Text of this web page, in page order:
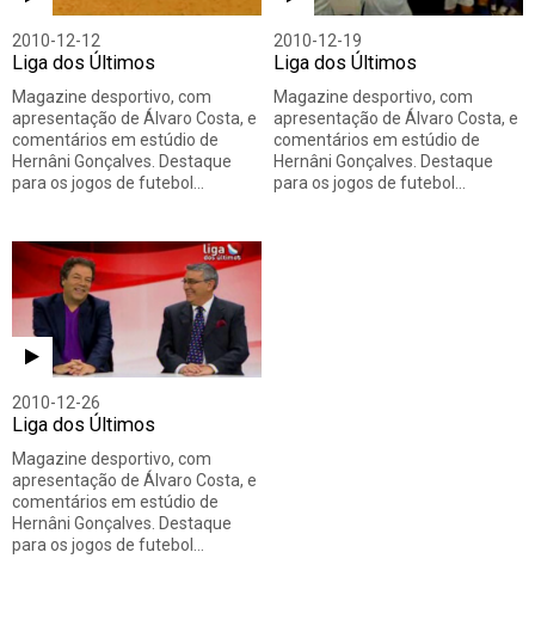
2010-12-12
Liga dos Últimos
Magazine desportivo, com
apresentação de Álvaro Costa, e
comentários em estúdio de
Hernâni Gonçalves. Destaque
para os jogos de futebol…
2010-12-19
Liga dos Últimos
Magazine desportivo, com
apresentação de Álvaro Costa, e
comentários em estúdio de
Hernâni Gonçalves. Destaque
para os jogos de futebol…
2010-12-26
Liga dos Últimos
Magazine desportivo, com
apresentação de Álvaro Costa, e
comentários em estúdio de
Hernâni Gonçalves. Destaque
para os jogos de futebol…